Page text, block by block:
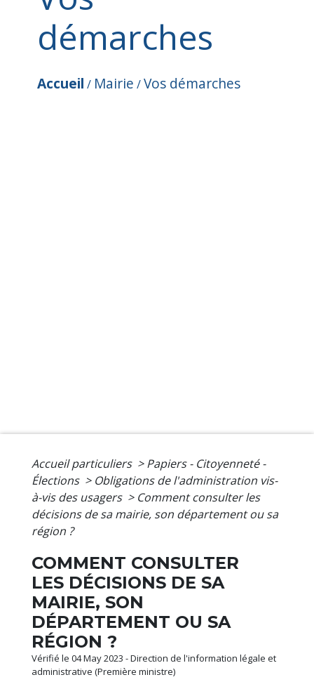
démarches
Accueil / Mairie /Vos démarches
Accueil particuliers > Papiers - Citoyenneté -
Élections > Obligations de l'administration vis-
à-vis des usagers > Comment consulter les
décisions de sa mairie, son département ou sa
région ?
COMMENT CONSULTER
LES DÉCISIONS DE SA
MAIRIE, SON
DÉPARTEMENT OU SA
RÉGION ?
Vérifié le 04 May 2023 - Direction de l'information légale et
administrative (Première ministre)